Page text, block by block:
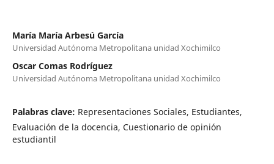
María María Arbesú García
Universidad Autónoma Metropolitana unidad Xochimilco
Oscar Comas Rodríguez
Universidad Autónoma Metropolitana unidad Xochimilco
Palabras clave: Representaciones Sociales, Estudiantes,
Evaluación de la docencia, Cuestionario de opinión
estudiantil